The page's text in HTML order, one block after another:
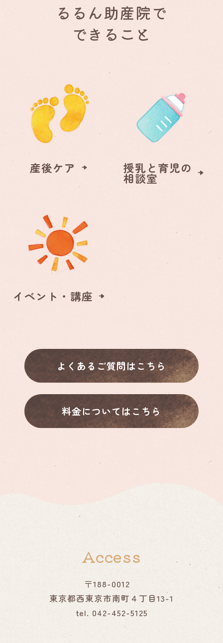
るるん助産院で
できること
産後ケア 授乳と育児の
相談室
イベント・講座
よくあるご質問はこちら
料金についてはこちら
Access
〒188-0012
東京都西東京市南町４丁目13-1
tel. 042-452-5125